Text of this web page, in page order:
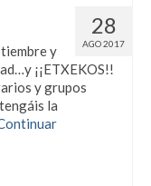
28
AGO 2017
y
¡¡ETXEKOS!!
y grupos
la